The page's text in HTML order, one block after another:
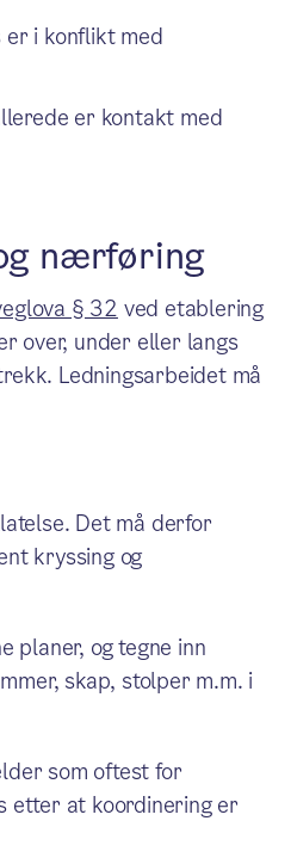
er i konflikt med
er kontakt med
nærføring
§ 32 ved etablering
over, under eller langs
Ledningsarbeidet må
Det må derfor
kryssing og
planer, og tegne inn
skap, stolper m.m. i
som oftest for
etter at koordinering er